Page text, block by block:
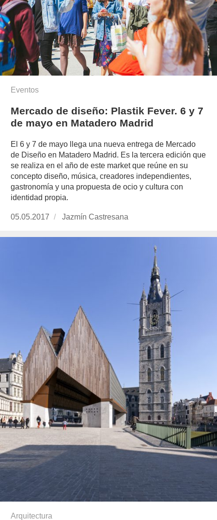
Eventos
Mercado de diseño: Plastik Fever. 6 y 7
de mayo en Matadero Madrid
El 6 y 7 de mayo llega una nueva entrega de Mercado
de Diseño en Matadero Madrid. Es la tercera edición que
se realiza en el año de este market que reúne en su
concepto diseño, música, creadores independientes,
gastronomía y una propuesta de ocio y cultura con
identidad propia.
Publicado
05.05.2017
https://www.experimenta.es/author/jazmin-
Jazmín Castresana
Arquitectura